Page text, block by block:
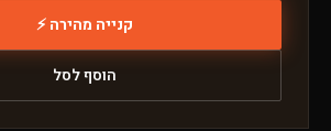
קנייה מהירה ⚡
הוסף לסל